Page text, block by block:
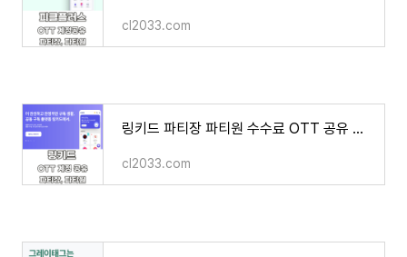
cl2033.com
링키드 파티장 파티원 수수료 OTT 공유 공동 구독 플랫폼 사용법
cl2033.com